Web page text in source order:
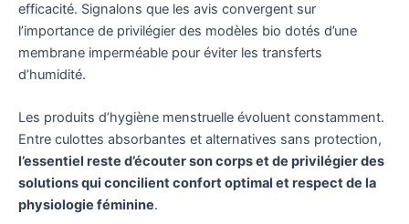
efficacité. Signalons que les avis convergent sur
l’importance de privilégier des modèles bio dotés d’une
membrane imperméable pour éviter les transferts
d’humidité.
Les produits d’hygiène menstruelle évoluent constamment.
Entre culottes absorbantes et alternatives sans protection,
l’essentiel reste d’écouter son corps et de privilégier des
solutions qui concilient confort optimal et respect de la
physiologie féminine.